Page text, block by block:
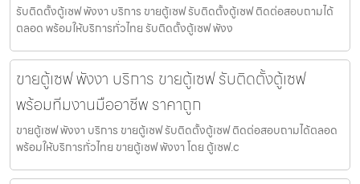
รับติดตั้งตู้เซฟ พังงา บริการ ขายตู้เซฟ รับติดตั้งตู้เซฟ ติดต่อสอบถามได้
ตลอด พร้อมให้บริการทั่วไทย รับติดตั้งตู้เซฟ พังง
ขายตู้เซฟ พังงา บริการ ขายตู้เซฟ รับติดตั้งตู้เซฟ
พร้อมทีมงานมืออาชีพ ราคาถูก
ขายตู้เซฟ พังงา บริการ ขายตู้เซฟ รับติดตั้งตู้เซฟ ติดต่อสอบถามได้ตลอด
พร้อมให้บริการทั่วไทย ขายตู้เซฟ พังงา โดย ตู้เซฟ.c